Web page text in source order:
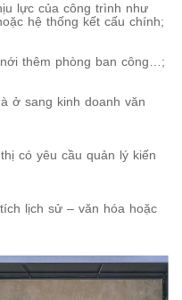
lực của công trình như
hệ thống kết cấu chính;
thêm phòng ban công…;
ở sang kinh doanh văn
có yêu cầu quản lý kiến
lịch sử – văn hóa hoặc